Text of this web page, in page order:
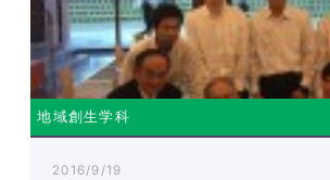
地域創生学科
2016/9/19